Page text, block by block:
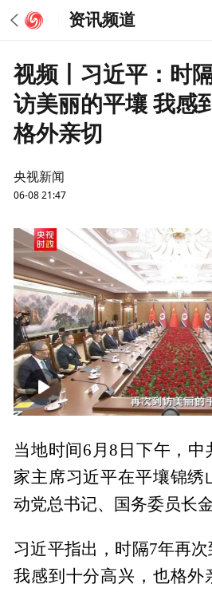
资讯频道
视频丨习近平：时
访美丽的平壤 我感
格外亲切
央视新闻
06-08 21:47
00:00
当地时间6月8日下午，中
家主席习近平在平壤锦绣
动党总书记、国务委员长
习近平指出，时隔7年再次
我感到十分高兴，也格外